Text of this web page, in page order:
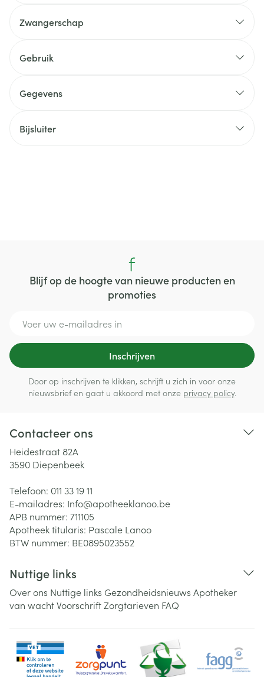
Zwangerschap
Gebruik
Gegevens
Bijsluiter
Blijf op de hoogte van nieuwe producten en
promoties
Inschrijven
Door op inschrijven te klikken, schrijft u zich in voor onze
nieuwsbrief en gaat u akkoord met onze privacy policy.
Contacteer ons
Heidestraat 82A
3590 Diepenbeek
Telefoon: 011 33 19 11
E-mailadres: Info@apotheeklanoo.be
APB nummer: 711105
Apotheek titularis: Pascale Lanoo
BTW nummer: BE0895023552
Nuttige links
Over ons Nuttige links Gezondheidsnieuws Apotheker
van wachtVoorschriftZorgtarieven FAQ